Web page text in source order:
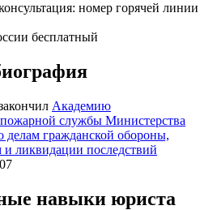
номер горячей линии
бесплатный
Академию
службы Министерства
делам гражданской обороны,
ликвидации последствий
навыки юриста